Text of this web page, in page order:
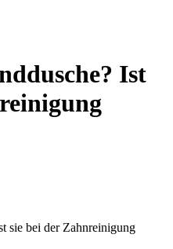
Ist
sie bei der Zahnreinigung